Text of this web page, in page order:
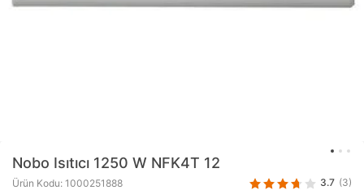
Nobo Isıtıcı 1250 W NFK4T 12
Ürün Kodu: 1000251888 3.7 (3)